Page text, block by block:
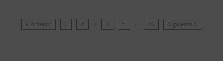
« Anterior 1 2 3 4 5 … 61 Siguiente »